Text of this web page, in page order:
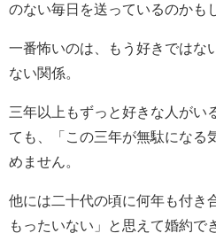
のない毎日を送っているのかも
一番怖いのは、もう好きではな
ない関係。
三年以上もずっと好きな人がい
ても、「この三年が無駄になる
めません。
他には二十代の頃に何年も付き
もったいない」と思えて婚約で